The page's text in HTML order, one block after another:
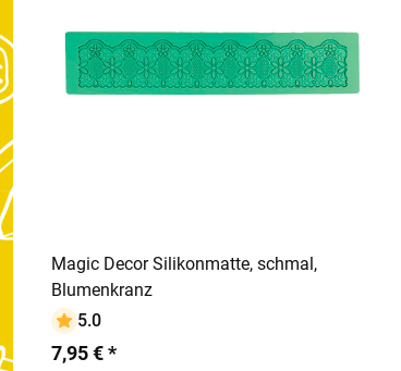
Magic Decor Silikonmatte, schmal,
Blumenkranz
5.0
7,95 € *